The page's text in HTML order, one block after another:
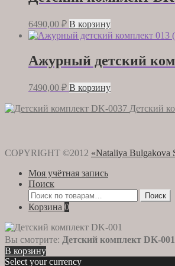
6490,00 ₽ В корзину
Ажурный детский
7490,00 ₽ В корзину
Детский
COPYRIGHT ©2012 «Nataliya Bulgakova
Моя учётная запись
Поиск
Искать:
Поиск
Корзина 0
Вы смотрите: Детский комплект DK-001
В корзину
Select your currency